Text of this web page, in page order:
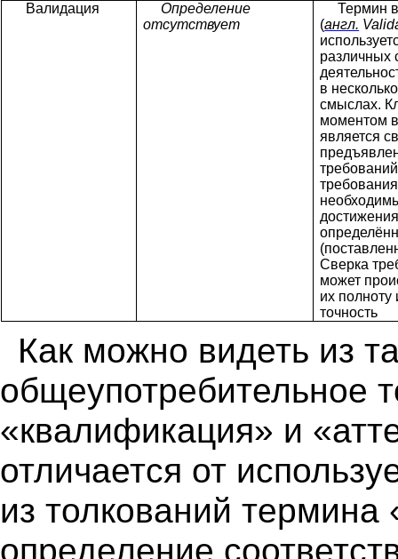
Валидация
Определение
отсутствует
Термин
(англ.
различных
в
смыслах.
моментом
является
Сверка
может
их полноту
точность
Как можно видеть из
общеупотребительное
«квалификация» и
отличается от
из толкований термина
определение